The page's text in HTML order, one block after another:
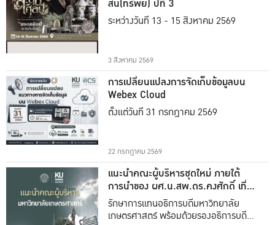
สิน(ทรัพย์) ปีที่ 3
ระหว่างวันที่ 13 - 15 สิงหาคม 2569
3 สิงหาคม 2569
การเปลี่ยนแปลงการจัดเก็บข้อมูลบน
Webex Cloud
ตั้งแต่วันที่ 31 กรกฎาคม 2569
22 กรกฎาคม 2569
แนะนำคณะผู้บริหารชุดใหม่ ภายใต้
การนำของ ผศ.น.สพ.ดร.คงศักดิ์ เที่ยง
ธรรม
รักษาการแทนอธิการบดีมหาวิทยาลัย
เกษตรศาสตร์ พร้อมด้วยรองอธิการบดีทั้ง